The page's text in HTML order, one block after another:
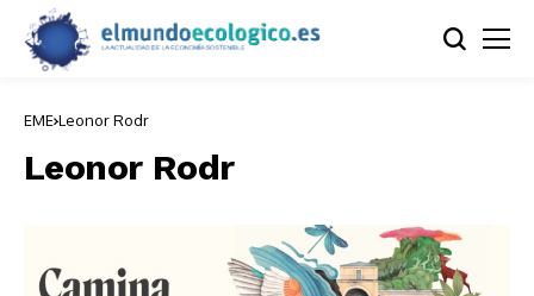
EME Leonor Rodr
Leonor Rodr